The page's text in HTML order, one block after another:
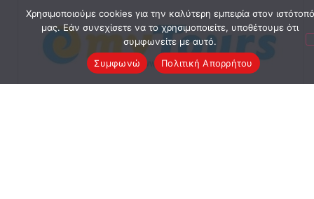
Χρησιμοποιούμε cookies για την καλύτερη εμπειρία στον ιστότοπό
μας. Εάν συνεχίσετε να το χρησιμοποιείτε, υποθέτουμε ότι
συμφωνείτε με αυτό.
Συμφωνώ
Πολιτική Απορρήτου